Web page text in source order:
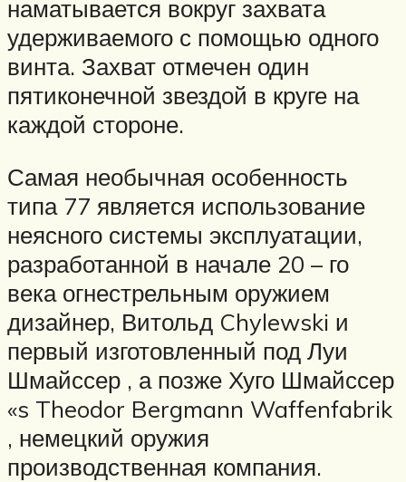
наматывается вокруг захвата
удерживаемого с помощью одного
винта. Захват отмечен один
пятиконечной звездой в круге на
каждой стороне.
Самая необычная особенность
типа 77 является использование
неясного системы эксплуатации,
разработанной в начале 20 – го
века огнестрельным оружием
дизайнер, Витольд Chylewski и
первый изготовленный под Луи
Шмайссер , а позже Хуго Шмайссер
«s Theodor Bergmann Waffenfabrik
, немецкий оружия
производственная компания.